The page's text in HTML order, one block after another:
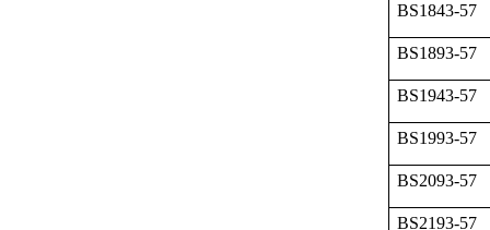
BS1843-57
BS1893-57
BS1943-57
BS1993-57
BS2093-57
BS2193-57